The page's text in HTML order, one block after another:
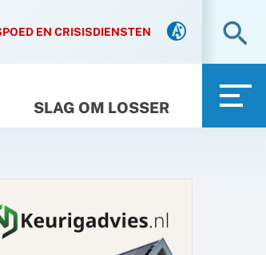
EN CRISISDIENSTEN
SLAG OM LOSSER